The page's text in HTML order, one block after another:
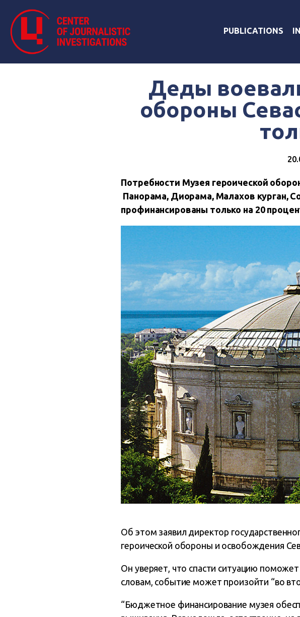
PUBLICATIONS
Деды
обороны
Потребности Музея героической
Панорама, Диорама, Малахов курган,
профинансированы только на 20
Об этом заявил директор
героической обороны и освобождения
Он уверяет, что спасти ситуацию
словам, событие может произойти “во
“Бюджетное финансирование музея